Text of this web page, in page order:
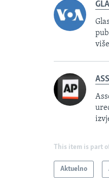
This item is part
Aktuelno